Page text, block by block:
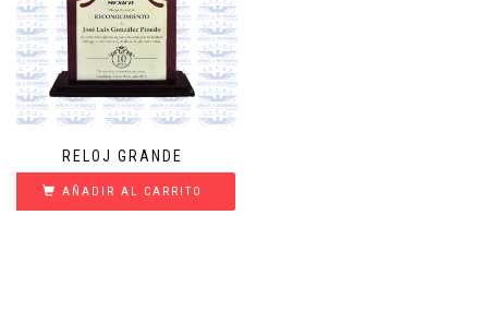
RELOJ GRANDE
AÑADIR AL CARRITO